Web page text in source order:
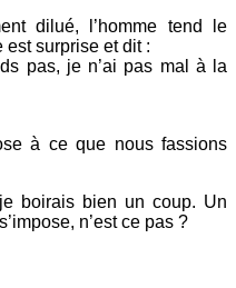
dilué, l’homme tend le
est surprise et dit :
pas, je n’ai pas mal à la
à ce que nous fassions
boirais bien un coup. Un
n’est ce pas ?